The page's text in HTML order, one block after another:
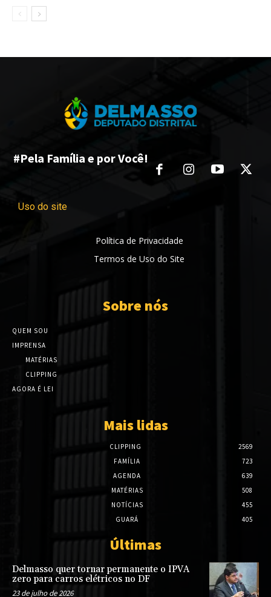
#Pela Família e por Você!
Uso do site
Política de Privacidade
Termos de Uso do Site
Sobre nós
QUEM SOU
IMPRENSA
MATÉRIAS
CLIPPING
AGORA É LEI
Mais lidas
CLIPPING
2569
FAMÍLIA
723
AGENDA
639
MATÉRIAS
508
NOTÍCIAS
455
GUARÁ
405
Últimas
Delmasso quer tornar permanente o IPVA
zero para carros elétricos no DF
23 de julho de 2026